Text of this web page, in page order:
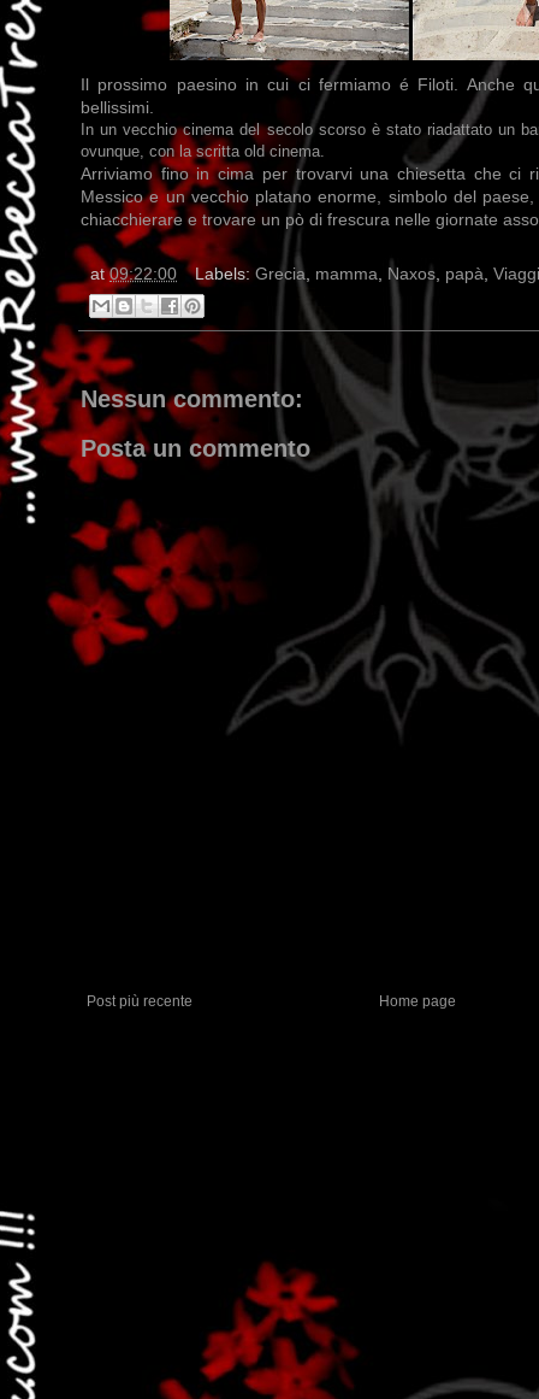
Il prossimo paesino in cui ci fermiamo é Filoti. Anche
bellissimi.
In un vecchio cinema del secolo scorso è stato riadattato un
ovunque, con la scritta old cinema.
Arriviamo fino in cima per trovarvi una chiesetta che ci
Messico e un vecchio platano enorme, simbolo del
chiacchierare e trovare un pò di frescura nelle giornate
at09:22:00 Labels: Grecia, mamma, Naxos, papà, Viaggi
Nessun commento:
Posta un commento
Post più recente Home page